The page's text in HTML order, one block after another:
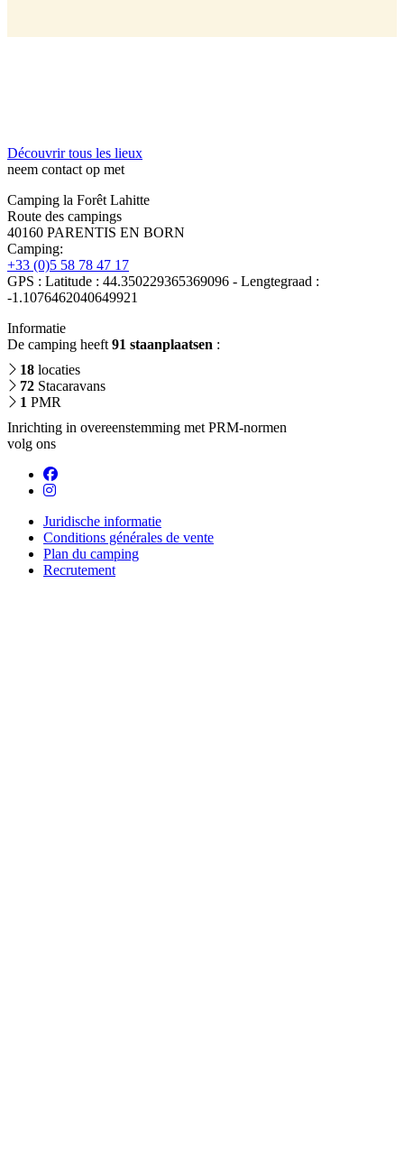
Découvrir tous les lieux
neem contact op met
Camping la Forêt Lahitte
Route des campings
40160 PARENTIS EN BORN
Camping:
+33 (0)5 58 78 47 17
GPS : Latitude : 44.350229365369096 - Lengtegraad :
-1.1076462040649921
Informatie
De camping heeft 91 staanplaatsen :
18 locaties
72 Stacaravans
1 PMR
Inrichting in overeenstemming met PRM-normen
volg ons
Juridische informatie
Conditions générales de vente
Plan du camping
Recrutement